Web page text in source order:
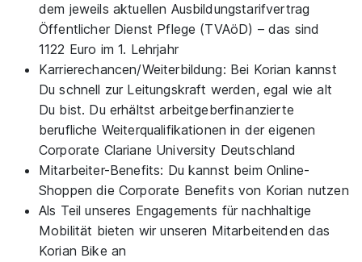
Ausbildung zum/zur Pflegefachhelfer:in
(w/m/d)
KORIAN Deutschland
01.10.2026
59590 Geseke
Ausbildung zum/ zur Pflegefachmann/ - frau
(w/m/d) KORIAN Deutschland
dem jeweils aktuellen Ausbildungstarifvertrag
Öffentlicher Dienst Pflege (TVAöD) – das sind
1122 Euro im 1. Lehrjahr
Karrierechancen/Weiterbildung: Bei Korian kannst
Du schnell zur Leitungskraft werden, egal wie alt
Du bist. Du erhältst arbeitgeberfinanzierte
berufliche Weiterqualifikationen in der eigenen
Corporate Clariane University Deutschland
Mitarbeiter-Benefits: Du kannst beim Online-
Shoppen die Corporate Benefits von Korian nutzen
Als Teil unseres Engagements für nachhaltige
Mobilität bieten wir unseren Mitarbeitenden das
Korian Bike an